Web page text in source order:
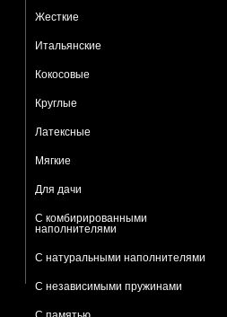
Жесткие
Итальянские
Кокосовые
Круглые
Латексные
Мягкие
Для дачи
С комбирированными
наполнителями
С натуральными наполнителями
С независимыми пружинами